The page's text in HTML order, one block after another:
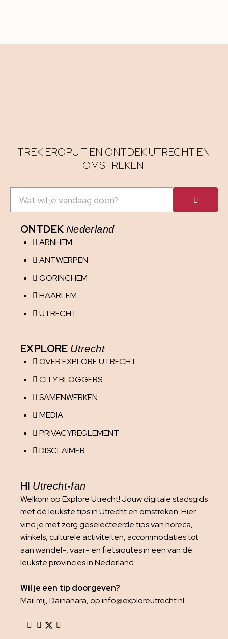
TREK EROPUIT EN ONTDEK UTRECHT EN
OMSTREKEN!
ONTDEK Nederland
ARNHEM
ANTWERPEN
GORINCHEM
HAARLEM
UTRECHT
EXPLORE Utrecht
OVER EXPLORE UTRECHT
CITY BLOGGERS
SAMENWERKEN
MEDIA
PRIVACYREGLEMENT
DISCLAIMER
HI Utrecht-fan
Welkom op Explore Utrecht! Jouw digitale stadsgids
met dé leukste tips in Utrecht en omstreken. Hier
vind je met zorg geselecteerde tips van horeca,
winkels, culturele activiteiten, accommodaties tot
aan wandel-, vaar- en fietsroutes in een van dé
leukste provincies in Nederland.
Wil je een tip doorgeven?
Mail mij, Dainahara, op info@exploreutrecht.nl